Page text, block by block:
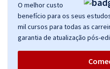
O melhor custo
benefício para os seus
mil cursos para todas as
garantia de atualização pós-